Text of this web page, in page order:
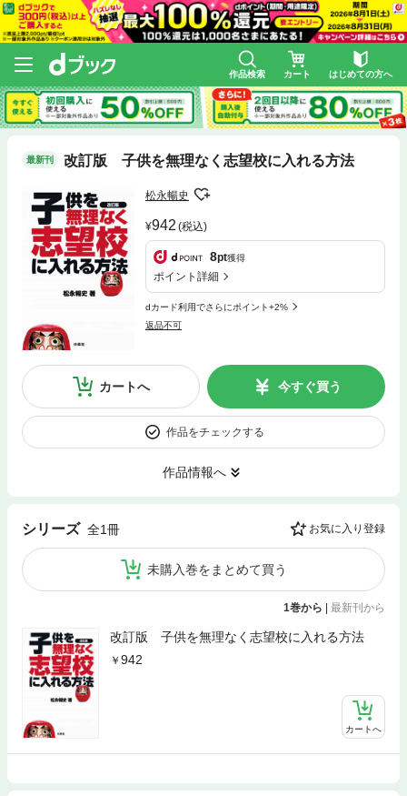
作品検索 カート はじめての方へ
最新刊 改訂版 子供を無理なく志望校に入れる方法
松永暢史
942 (税込)
8pt獲得
ポイント詳細
dカード利用でさらにポイント+2%
返品不可
カートへ 今すぐ買う
作品をチェックする
作品情報へ
シリーズ 全1冊 お気に入り登録
未購入巻をまとめて買う
1巻から | 最新刊から
改訂版 子供を無理なく志望校に入れる方法
942
カートへ